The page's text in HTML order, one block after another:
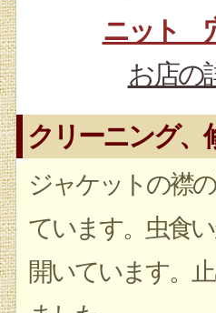
ニット
お店の
クリーニング、
ジャケットの襟
ています。虫食
開いています。